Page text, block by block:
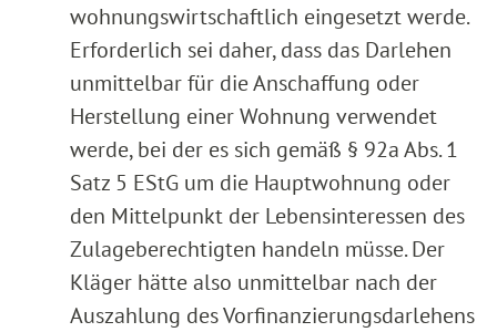
wohnungswirtschaftlich eingesetzt werde.
Erforderlich sei daher, dass das Darlehen
unmittelbar für die Anschaffung oder
Herstellung einer Wohnung verwendet
werde, bei der es sich gemäß § 92a Abs. 1
Satz 5 EStG um die Hauptwohnung oder
den Mittelpunkt der Lebensinteressen des
Zulageberechtigten handeln müsse. Der
Kläger hätte also unmittelbar nach der
Auszahlung des Vorfinanzierungsdarlehens